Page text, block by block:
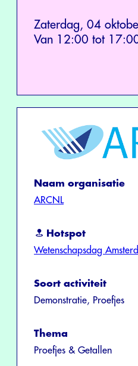
Zaterdag, 04
Van 12:00 tot
Naam organisatie
ARCNL
Hotspot
Wetenschapsdag
Soort activiteit
Demonstratie, Proefjes
Thema
Proefjes & Getallen